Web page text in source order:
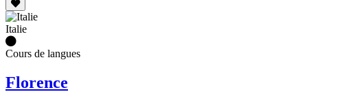
Italie
Cours de langues
Florence